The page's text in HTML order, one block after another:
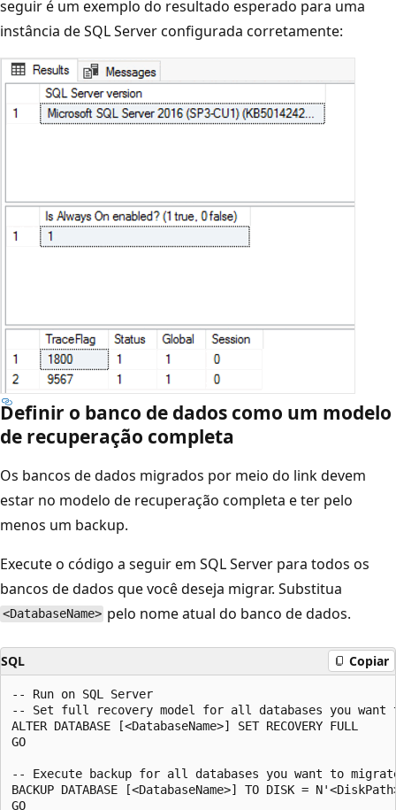
seguir é um exemplo do resultado esperado para uma
instância de SQL Server configurada corretamente:
Definir o banco de dados como um modelo
de recuperação completa
Os bancos de dados migrados por meio do link devem
estar no modelo de recuperação completa e ter pelo
menos um backup.
Execute o código a seguir em SQL Server para todos os
bancos de dados que você deseja migrar. Substitua
<DatabaseName> pelo nome atual do banco de dados.
SQL Copiar
-- Run on SQL Server
-- Set full recovery model for all databases you want
ALTER DATABASE [<DatabaseName>] SET RECOVERY FULL
GO
-- Execute backup for all databases you want to
BACKUP DATABASE [<DatabaseName>] TO DISK =